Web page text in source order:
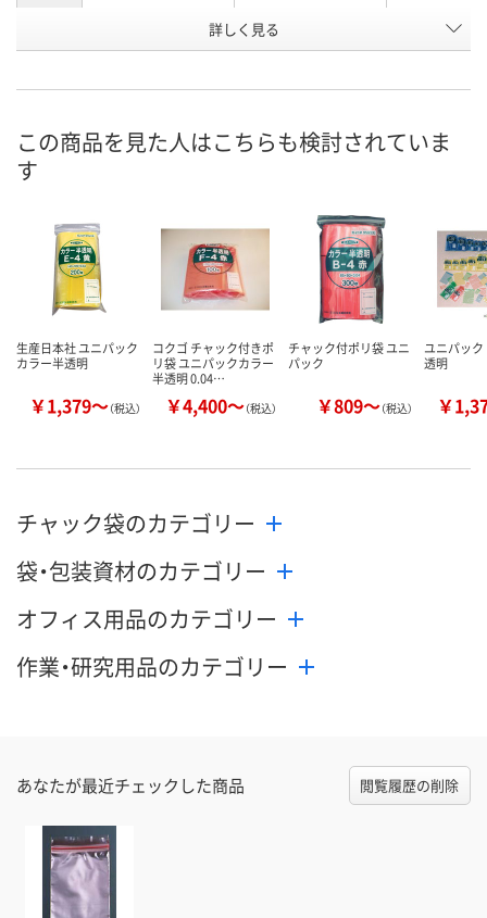
赤
号
お届け日
数量
カゴへ
数量
カゴへ カ
詳しく見る
この商品を見た人はこちらも検討されていま
す
生産日本社 ユニパック
カラー半透明
￥1,379～（税込）
コクゴ チャック付きポ
リ袋 ユニパックカラー
半透明 0.04…
￥4,400～（税込）
チャック付ポリ袋 ユニ
パック
￥809～（税込）
ユニパッ
透明
￥
チャック袋のカテゴリー
袋・包装資材のカテゴリー
オフィス用品のカテゴリー
作業・研究用品のカテゴリー
あなたが最近チェックした商品 閲覧履歴の削除